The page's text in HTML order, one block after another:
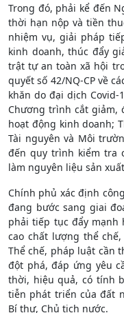
Trong đó, phải kể đến
thời hạn nộp và tiền
nhiệm vụ, giải pháp
kinh doanh, thúc đẩy
trật tự an toàn xã hội
quyết số 42/NQ-CP về
khăn do đại dịch Covid-
Chương trình cắt giảm,
hoạt động kinh doanh;
Tài nguyên và Môi
đến quy trình kiểm tra
làm nguyên liệu sản
Chính phủ xác định
đang bước sang giai
phải tiếp tục đẩy mạnh
cao chất lượng thể
Thể chế, pháp luật cần
đột phá, đáp ứng yêu
thời, hiệu quả, có tính
tiễn phát triển của đất
Bí thư, Chủ tịch nước.